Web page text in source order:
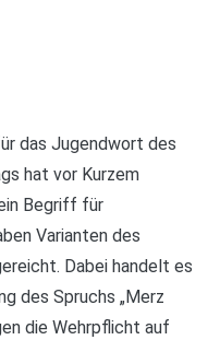
das Jugendwort des
hat vor Kurzem
Begriff für
Varianten des
Dabei handelt es
des Spruchs „Merz
die Wehrpflicht auf